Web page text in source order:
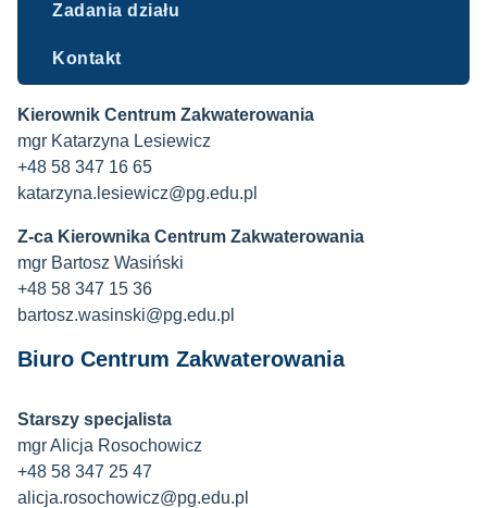
Zadania działu
Kontakt
Kierownik Centrum Zakwaterowania
mgr Katarzyna Lesiewicz
+48 58 347 16 65
katarzyna.lesiewicz@pg.edu.pl
Z-ca Kierownika Centrum Zakwaterowania
mgr Bartosz Wasiński
+48 58 347 15 36
bartosz.wasinski@pg.edu.pl
Biuro Centrum Zakwaterowania
Starszy specjalista
mgr Alicja Rosochowicz
+48 58 347 25 47
alicja.rosochowicz@pg.edu.pl